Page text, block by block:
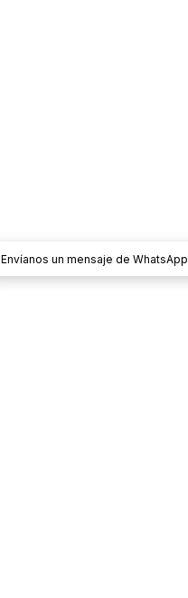
Envíanos un mensaje de WhatsApp